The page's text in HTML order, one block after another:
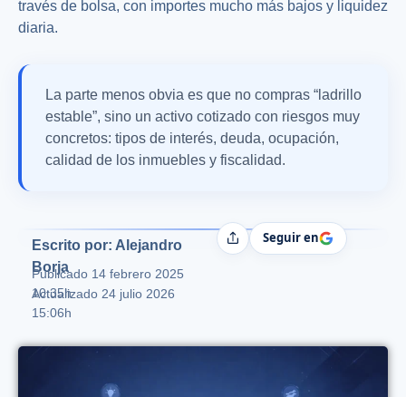
través de bolsa, con importes mucho más bajos y liquidez
diaria.
La parte menos obvia es que no compras “ladrillo
estable”, sino un activo cotizado con riesgos muy
concretos: tipos de interés, deuda, ocupación,
calidad de los inmuebles y fiscalidad.
Escrito por: Alejandro
Borja
Publicado 14 febrero 2025
10:35h
Actualizado 24 julio 2026
15:06h
CompartirSeguir en